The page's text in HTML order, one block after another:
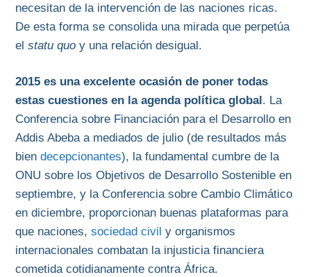
necesitan de la intervención de las naciones ricas.
De esta forma se consolida una mirada que perpetúa
elstatu quo y una relación desigual.
2015 es una excelente ocasión de poner todas
estas cuestiones en la agenda política global. La
Conferencia sobre Financiación para el Desarrollo en
Addis Abeba a mediados de julio (de resultados más
biendecepcionantes), la fundamental cumbre de la
ONU sobre los Objetivos de Desarrollo Sostenible en
septiembre, y la Conferencia sobre Cambio Climático
en diciembre, proporcionan buenas plataformas para
que naciones,sociedad civil y organismos
internacionales combatan la injusticia financiera
cometida cotidianamente contra África.